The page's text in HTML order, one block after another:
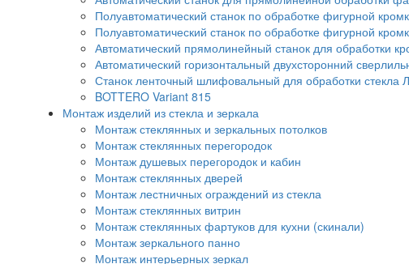
Полуавтоматический станок по обработке фигурной
Полуавтоматический станок по обработке фигурной
Автоматический прямолинейный станок для обработки
Автоматический горизонтальный двухсторонний
Станок ленточный шлифовальный для обработки стекла
BOTTERO Variant 815
Монтаж изделий из стекла и зеркала
Монтаж стеклянных и зеркальных потолков
Монтаж стеклянных перегородок
Монтаж душевых перегородок и кабин
Монтаж стеклянных дверей
Монтаж лестничных ограждений из стекла
Монтаж стеклянных витрин
Монтаж стеклянных фартуков для кухни (скинали)
Монтаж зеркального панно
Монтаж интерьерных зеркал